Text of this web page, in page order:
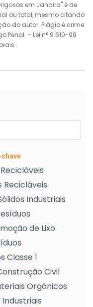
em Jandira" é de
ou total, mesmo citando
do autor. Plágio é crime
Penal. – Lei n° 9.610-98
.
Recicláveis
Industriais
de Lixo
Classe 1
Civil
Orgânicos